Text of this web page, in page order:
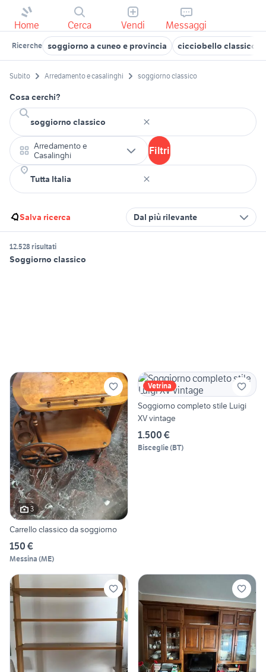
Home Cerca Vendi Messaggi
Ricerche soggiorno a cuneo e provincia cicciobello classico
Subito Arredamento e casalinghi soggiorno classico
Cosa cerchi?
Arredamento e
Casalinghi
Filtri
Salva ricerca Dal più rilevante
12.528 risultati
Soggiorno classico
3
Carrello classico da soggiorno
150 €
Messina (ME)
Vetrina
Soggiorno completo stile Luigi
XV vintage
1.500 €
Bisceglie(BT)